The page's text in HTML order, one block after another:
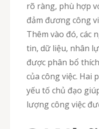
rõ ràng, phù hợp
đảm đương công
Thêm vào đó, các
tin, dữ liệu, nhân
được phân bổ
của công việc. Hai
yếu tố chủ đạo
lượng công việc